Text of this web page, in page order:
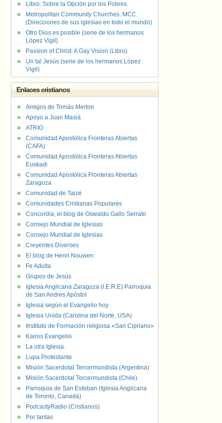
Libro: Sobre la Opción por los Pobres.
Metropolitan Community Churches. MCC.
(Direcciones de sus iglesias en todo el mundo)
Otro Dios es posible (serie de los hermanos
López Vigil)
Passion of Christ: A Gay Vision (Libro)
Un tal Jesús (serie de los hermanos López
Vigil)
Enlaces cristianos
Amigos de Tomás Merton
Apoyo a Juan Masiá
ATRIO
Comunidad Apostólica Fronteras Abiertas
(CAFA)
Comunidad Apostólica Fronteras Abiertas
Euskadi
Comunidad Apostólica Fronteras Abiertas
Zaragoza
Comunidad de Taizé
Comunidades Cristianas Populares
Concordia, el blog de Oswaldo Gallo Serrato
Consejo Mundial de Iglesias
Consejo Mundial de Iglesias
Creyentes Diverses
El blog de Henri Nouwen
Fe Adulta
Grupos de Jesús
Iglesia Anglicana Zaragoza (I.E.R.E) Parroquia
de San Andres Apóstol
Iglesia según el Evangelio hoy
Iglesia Unida (Carolina del Norte, USA)
Instituto de Formación religiosa «San Cipriano»
Kairos Evangelio
La otra Iglesia.
Lupa Protestante
Misión Sacerdotal Tercermundista (Argentina)
Misión Sacerdotal Tercermundista (Chile)
Parroquia de San Esteban (Iglesia Anglicana
de Toronto, Canadá)
PodcastyRadio (Cristianos)
Por tantas